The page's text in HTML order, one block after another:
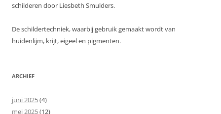
schilderen door Liesbeth Smulders.
De schildertechniek, waarbij gebruik gemaakt wordt van
huidenlijm, krijt, eigeel en pigmenten.
ARCHIEF
juni 2025(4)
mei 2025(12)